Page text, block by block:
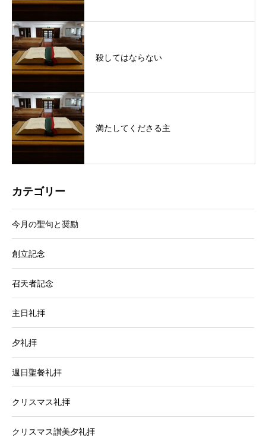
殺してはならない
満たしてくださる主
カテゴリー
今月の聖句と奨励
創立記念
召天者記念
主日礼拝
夕礼拝
週日聖餐礼拝
クリスマス礼拝
クリスマス讃美夕礼拝